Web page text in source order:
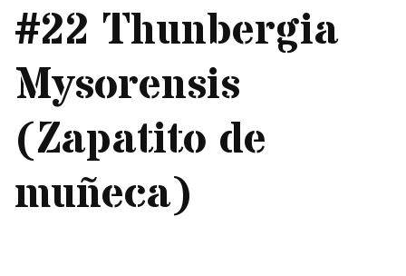
#22 Thunbergia
Mysorensis
(Zapatito de
muñeca)